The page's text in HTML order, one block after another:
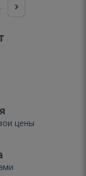
цены